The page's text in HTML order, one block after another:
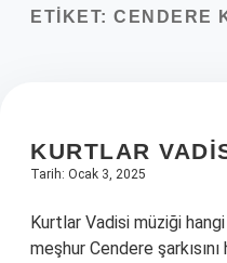
Yasal Uyarı
ETIKET: CENDERE
KURTLAR
Tarih: Ocak 3, 2025
Kurtlar Vadisi müziği
meşhur Cendere